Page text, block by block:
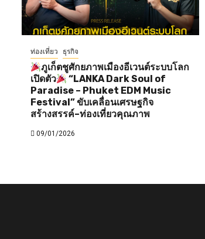
ท่องเที่ยว ธุรกิจ
ภูเก็ตชูศักยภาพเมืองอีเวนต์ระบบโลก
เปิดตัว
“LANKA Dark Soul of
Paradise – Phuket EDM Music
Festival” ขับเคลื่อนเศรษฐกิจ
สร้างสรรค์–ท่องเที่ยวคุณภาพ
09/01/2026